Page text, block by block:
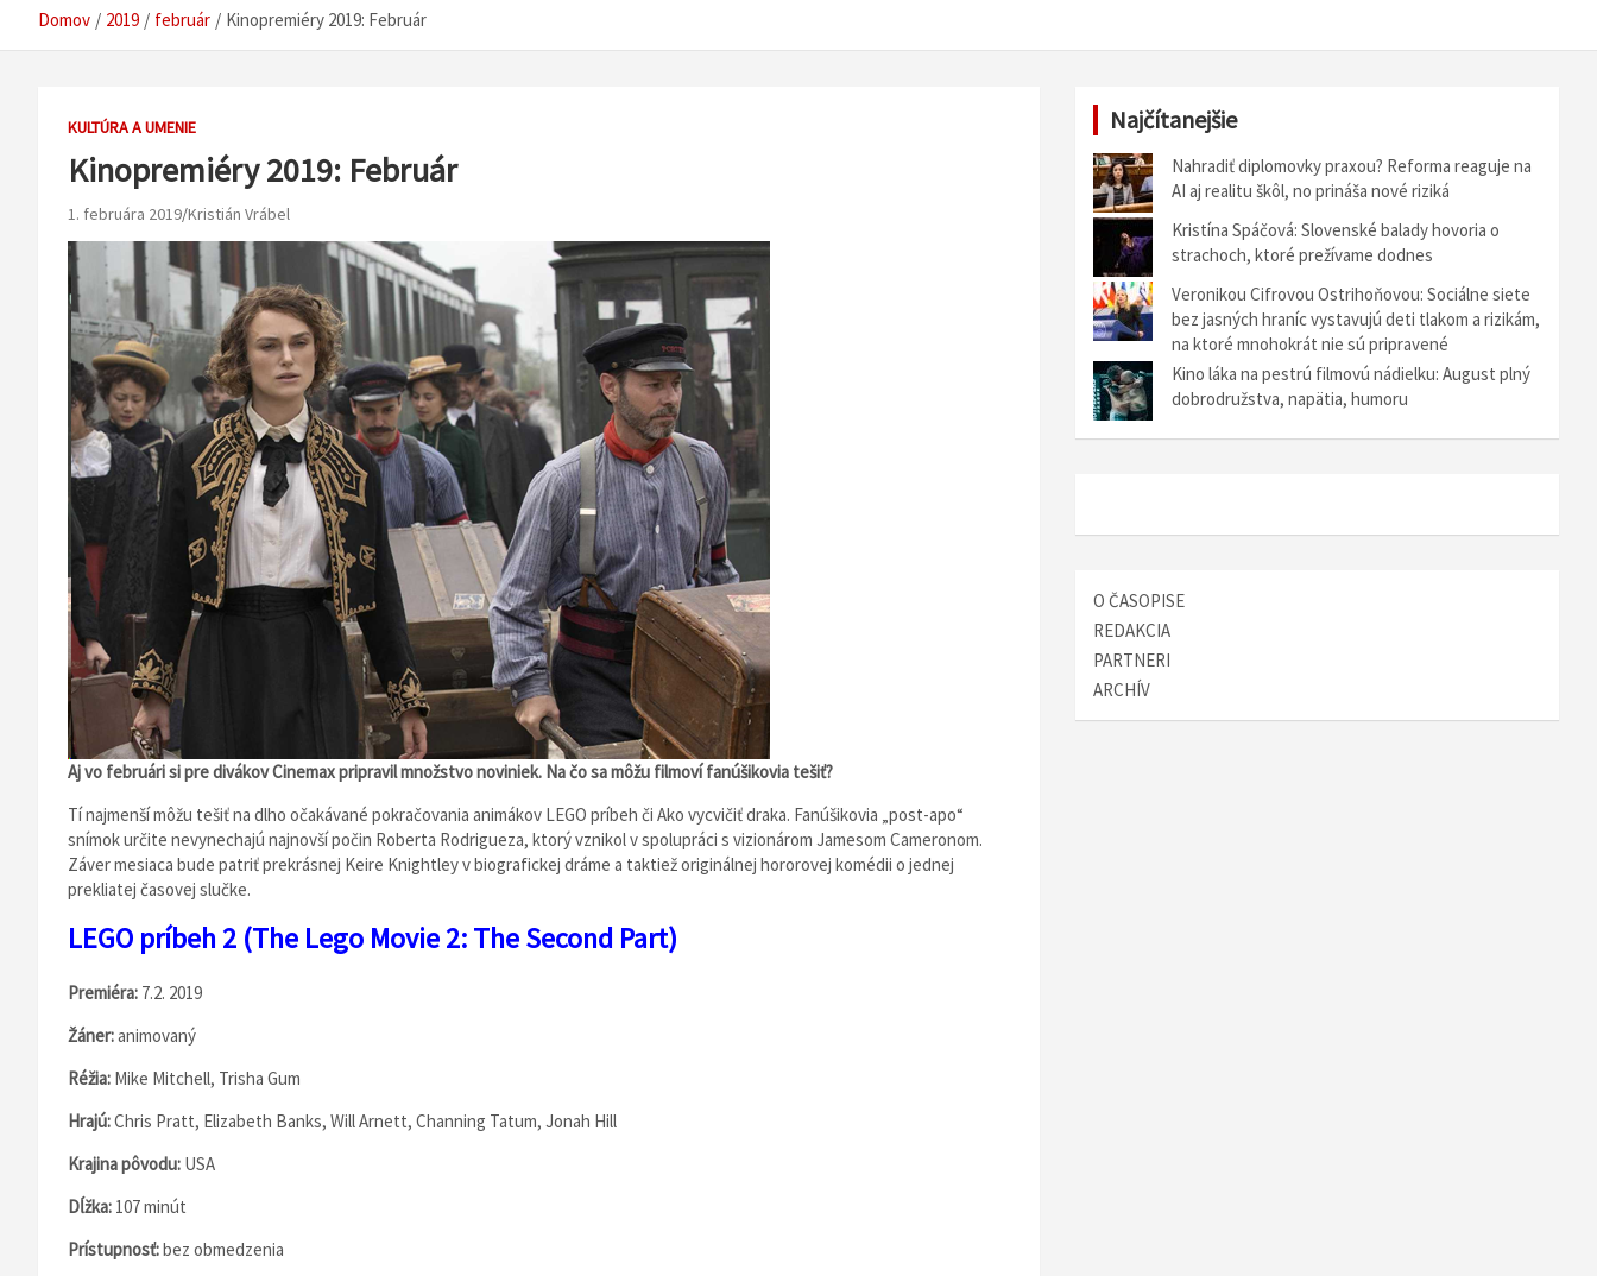
Domov 2019 február Kinopremiéry 2019: Február
KULTÚRA A UMENIE
Kinopremiéry 2019: Február
1. februára 2019 Kristián Vrábel
Aj vo februári si pre divákov Cinemax pripravil množstvo noviniek. Na čo sa môžu filmoví fanúšikovia tešiť?
Tí najmenší môžu tešiť na dlho očakávané pokračovania animákov LEGO príbeh či Ako vycvičiť draka. Fanúšikovia „post-apo“
snímok určite nevynechajú najnovší počin Roberta Rodrigueza, ktorý vznikol v spolupráci s vizionárom Jamesom Cameronom.
Záver mesiaca bude patriť prekrásnej Keire Knightley v biografickej dráme a taktiež originálnej hororovej komédii o jednej
prekliatej časovej slučke.
LEGO príbeh 2 (The Lego Movie 2: The Second Part)
Premiéra: 7.2. 2019
Žáner:animovaný
Réžia: Mike Mitchell, Trisha Gum
Hrajú:Chris Pratt, Elizabeth Banks, Will Arnett, Channing Tatum, Jonah Hill
Krajina pôvodu: USA
Dĺžka: 107 minút
Prístupnosť:bez obmedzenia
Najčítanejšie
Nahradiť diplomovky praxou? Reforma reaguje na
AI aj realitu škôl, no prináša nové riziká
Kristína Spáčová: Slovenské balady hovoria o
strachoch, ktoré prežívame dodnes
Veronikou Cifrovou Ostrihoňovou: Sociálne siete
bez jasných hraníc vystavujú deti tlakom a rizikám,
na ktoré mnohokrát nie sú pripravené
Kino láka na pestrú filmovú nádielku: August plný
dobrodružstva, napätia, humoru
O ČASOPISE
REDAKCIA
PARTNERI
ARCHÍV